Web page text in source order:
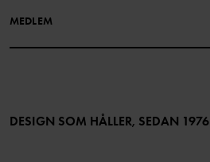
MEDLEM
Bli medlem
DESIGN SOM HÅLLER, SEDAN 1976